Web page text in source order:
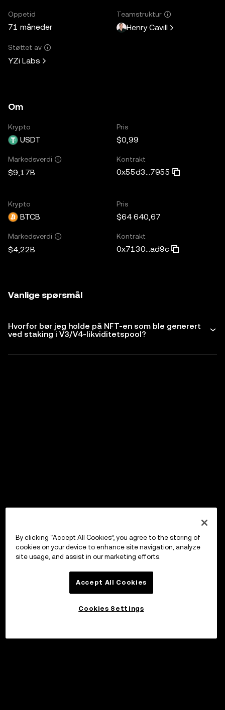
Oppetid
71 måneder
Teamstruktur
Henry Cavill
Støttet av
YZi Labs
Om
Krypto
USDT
Pris
$0,99
Markedsverdi
$9,17B
Kontrakt
0x55d3...7955
Krypto
BTCB
Pris
$64 640,67
Markedsverdi
$4,22B
Kontrakt
0x7130...ad9c
Vanlige spørsmål
Hvorfor bør jeg holde på NFT-en som ble generert
ved staking i V3/V4-likviditetspool?
By clicking “Accept All Cookies”, you agree to the storing of
cookies on your device to enhance site navigation, analyze
site usage, and assist in our marketing efforts.
Accept All Cookies
Cookies Settings